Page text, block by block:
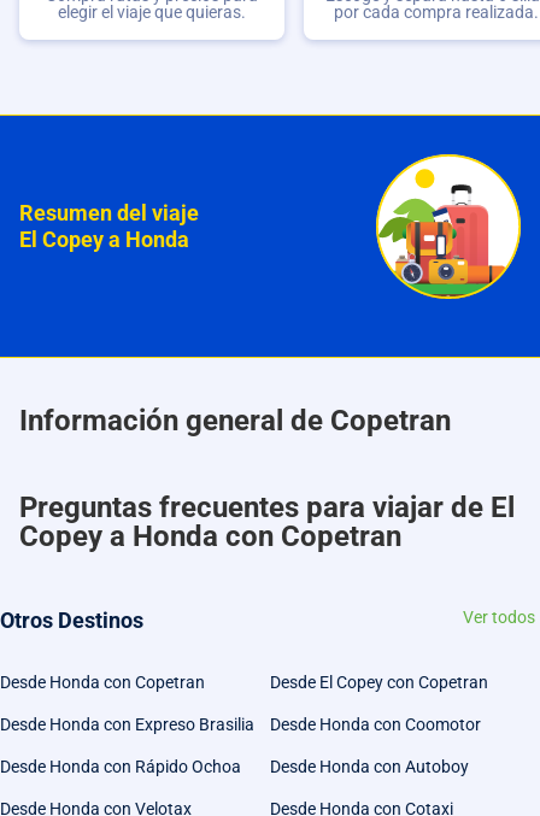
elegir el viaje que quieras.
por cada compra realizada.
Resumen del viaje
El Copey a Honda
Información general de Copetran
Preguntas frecuentes para viajar de El
Copey a Honda con Copetran
Otros Destinos Ver todos
Desde Honda con Copetran Desde El Copey con Copetran
Desde Honda con Expreso Brasilia Desde Honda con Coomotor
Desde Honda con Rápido Ochoa Desde Honda con Autoboy
Desde Honda con Velotax Desde Honda con Cotaxi